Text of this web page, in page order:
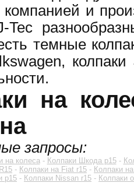
и
Tec
темные
на
запросы:
на колеса- Колпаки Шкода р15-
- Колпаки на Fiat r15 - Колпаки
р15 - Колпаки Nissan r15 - Колпаки